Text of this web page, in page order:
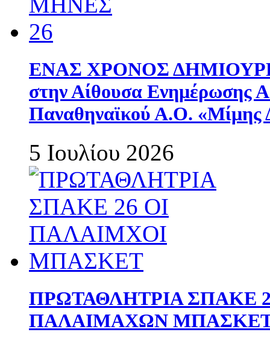
ΕΝΑΣ ΧΡΟΝΟΣ
στην Αίθουσα Ενημέρωσης
Παναθηναϊκού Α.Ο. «Μίμης
5 Ιουλίου 2026
ΠΡΩΤΑΘΛΗΤΡΙΑ ΣΠΑΚΕ
ΠΑΛΑΙΜΑΧΩΝ